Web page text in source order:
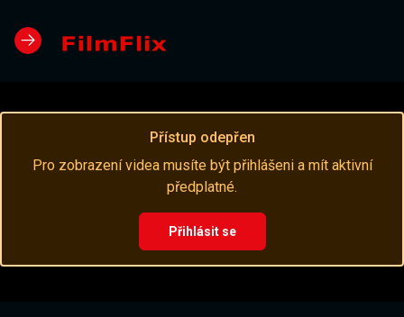
Přístup odepřen
Pro zobrazení videa musíte být přihlášeni a mít aktivní
předplatné.
Přihlásit se